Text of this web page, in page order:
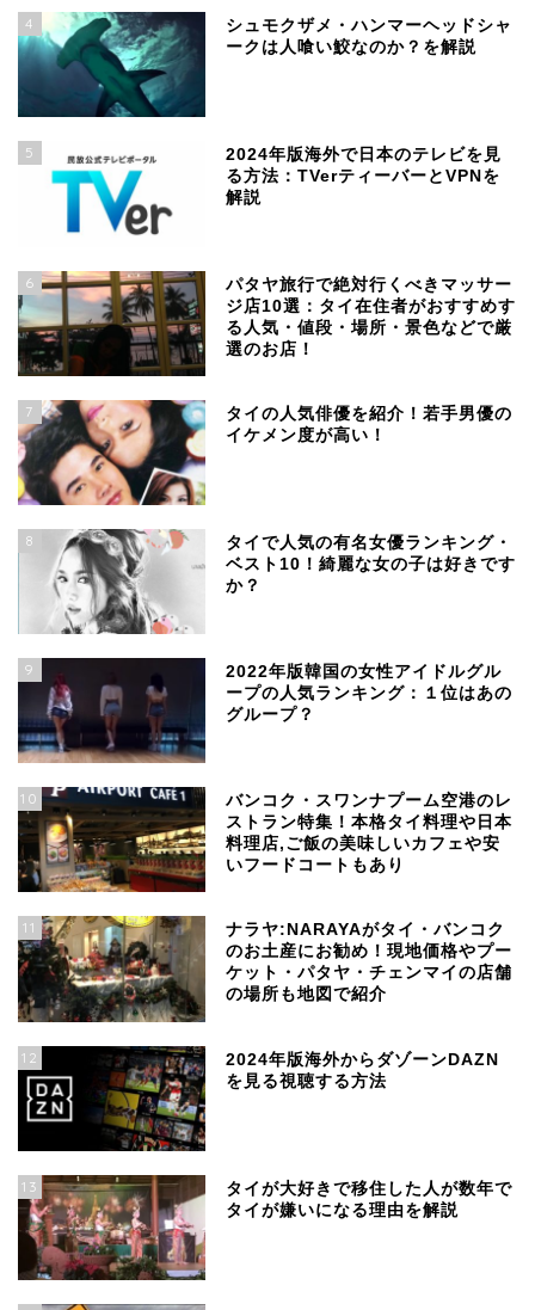
4
シュモクザメ・ハンマーヘッドシャ
ークは人喰い鮫なのか？を解説
5
2024年版海外で日本のテレビを見
る方法：TVerティーバーとVPNを
解説
6
パタヤ旅行で絶対行くべきマッサー
ジ店10選：タイ在住者がおすすめす
る人気・値段・場所・景色などで厳
選のお店！
7
タイの人気俳優を紹介！若手男優の
イケメン度が高い！
8
タイで人気の有名女優ランキング・
ベスト10！綺麗な女の子は好きです
か？
9
2022年版韓国の女性アイドルグル
ープの人気ランキング：１位はあの
グループ？
10
バンコク・スワンナプーム空港のレ
ストラン特集！本格タイ料理や日本
料理店,ご飯の美味しいカフェや安
いフードコートもあり
11
ナラヤ:NARAYAがタイ・バンコク
のお土産にお勧め！現地価格やプー
ケット・パタヤ・チェンマイの店舗
の場所も地図で紹介
12
2024年版海外からダゾーンDAZN
を見る視聴する方法
13
タイが大好きで移住した人が数年で
タイが嫌いになる理由を解説